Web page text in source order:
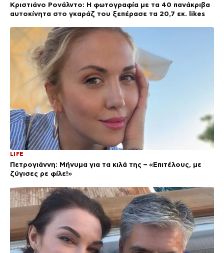
Κριστιάνο Ρονάλντο: Η φωτογραφία με τα 40 πανάκριβα
αυτοκίνητα στο γκαράζ του ξεπέρασε τα 20,7 εκ. likes
LIFE
Πετρογιάννη: Μήνυμα για τα κιλά της – «Επιτέλους, με
ζύγισες ρε φίλε!»